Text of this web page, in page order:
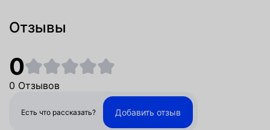
Отзывы
0
0 Отзывов
Есть что рассказать? Добавить отзыв